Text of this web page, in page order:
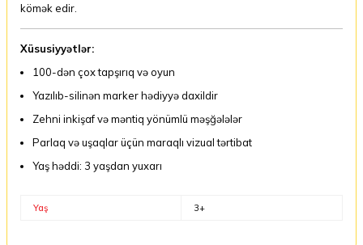
kömək edir.
Xüsusiyyətlər:
100-dən çox tapşırıq və oyun
Yazılıb-silinən marker hədiyyə daxildir
Zehni inkişaf və məntiq yönümlü məşğələlər
Parlaq və uşaqlar üçün maraqlı vizual tərtibat
Yaş həddi: 3 yaşdan yuxarı
Yaş 3+